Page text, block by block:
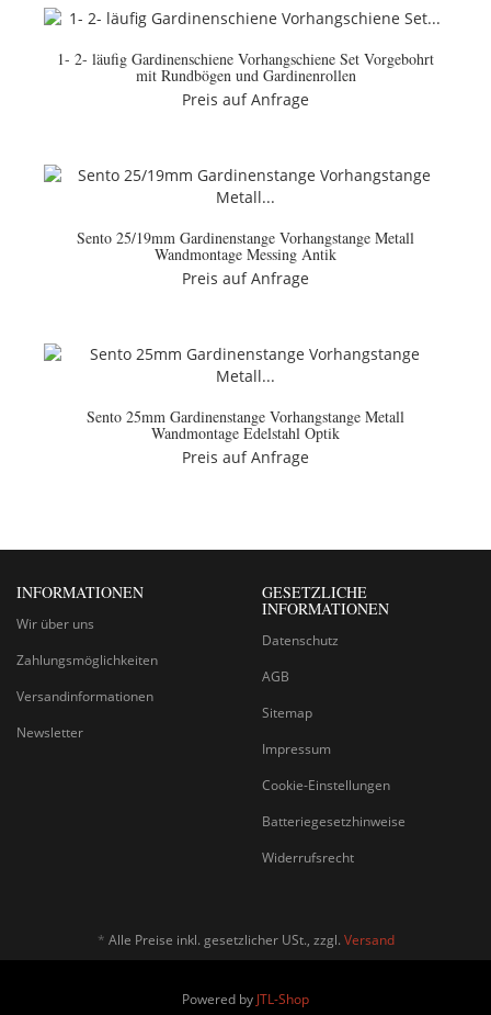
1- 2- läufig Gardinenschiene Vorhangschiene Set Vorgebohrt
mit Rundbögen und Gardinenrollen
Preis auf Anfrage
Sento 25/19mm Gardinenstange Vorhangstange Metall
Wandmontage Messing Antik
Preis auf Anfrage
Sento 25mm Gardinenstange Vorhangstange Metall
Wandmontage Edelstahl Optik
Preis auf Anfrage
INFORMATIONEN
Wir über uns
Zahlungsmöglichkeiten
Versandinformationen
Newsletter
GESETZLICHE
INFORMATIONEN
Datenschutz
AGB
Sitemap
Impressum
Cookie-Einstellungen
Batteriegesetzhinweise
Widerrufsrecht
* Alle Preise inkl. gesetzlicher USt., zzgl. Versand
Powered by JTL-Shop